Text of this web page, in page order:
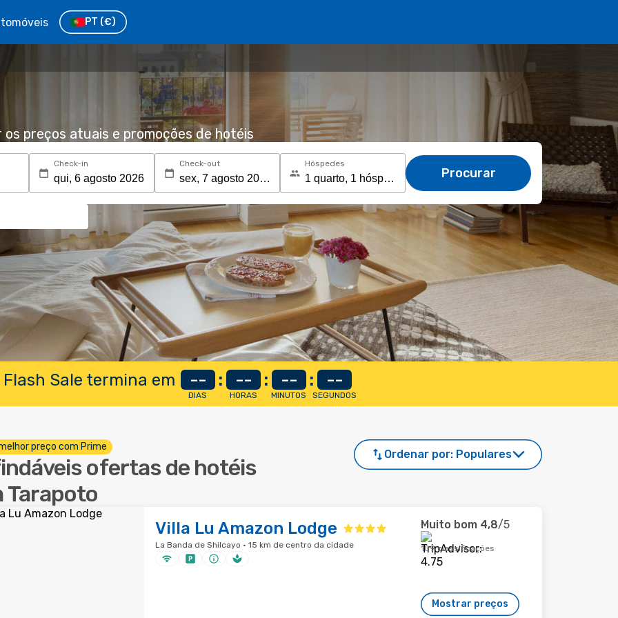
PT (€)
preços atuais e promoções de hotéis
Check-in Check-out Hóspedes
Procurar
Sale termina em --
DIAS
: --
HORAS
: --
MINUTOS
: --
SEGUNDOS
preço com Prime
ofertas de hotéis
Tarapoto
Ordenar por: Populares
Villa Lu Amazon Lodge
La Banda de Shilcayo · 15 km de centro da cidade
Muito bom 4,8/5
109 classificações
Mostrar preços